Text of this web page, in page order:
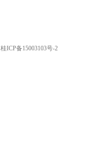
桂ICP备15003103号-2